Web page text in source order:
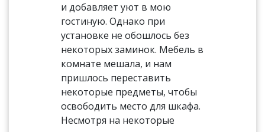
и добавляет уют в мою
гостиную. Однако при
установке не обошлось без
некоторых заминок. Мебель в
комнате мешала, и нам
пришлось переставить
некоторые предметы, чтобы
освободить место для шкафа.
Несмотря на некоторые